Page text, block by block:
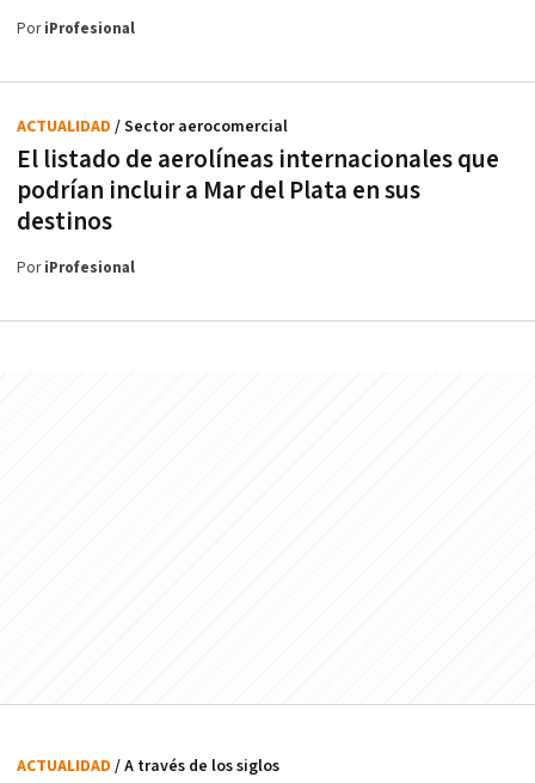
PoriProfesional
El listado de aerolíneas internacionales que
podrían incluir a Mar del Plata en sus
destinos
ACTUALIDAD / Sector aerocomercial
PoriProfesional
ACTUALIDAD / A través de los siglos